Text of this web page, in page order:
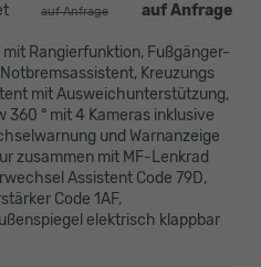
auf Anfrage
auf Anfrage
Rangierfunktion, Fußgänger-
Kreuzungs
mit Ausweichunterstützung,
° mit 4 Kameras inklusive
und Warnanzeige
zusammen mit MF-Lenkrad
Assistent Code 79D,
Code 1AF,
elektrisch klappbar